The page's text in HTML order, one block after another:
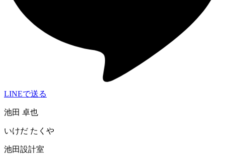
LINEで送る
池田 卓也
いけだ たくや
池田設計室